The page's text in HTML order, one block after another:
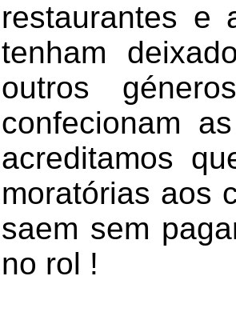
restaurantes e
tenham
outros
confecionam
acreditamos
moratórias aos
saem sem
no rol !